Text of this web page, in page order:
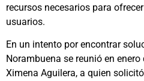
recursos necesarios para
usuarios.
En un intento por encontrar
Norambuena se reunió en
Ximena Aguilera, a quien